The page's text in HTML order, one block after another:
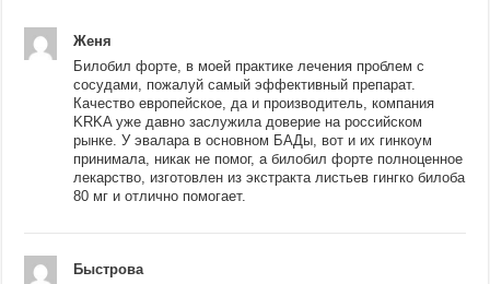
Женя
Билобил форте, в моей практике лечения проблем с
сосудами, пожалуй самый эффективный препарат.
Качество европейское, да и производитель, компания
KRKA уже давно заслужила доверие на российском
рынке. У эвалара в основном БАДы, вот и их гинкоум
принимала, никак не помог, а билобил форте полноценное
лекарство, изготовлен из экстракта листьев гингко билоба
80 мг и отлично помогает.
Быстрова